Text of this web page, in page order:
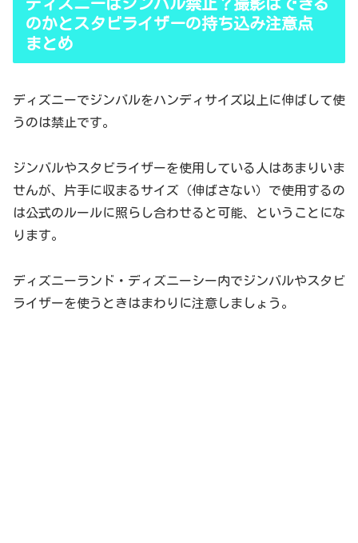
のかとスタビライザーの持ち込み注意点
まとめ
ディズニーでジンバルをハンディサイズ以上に伸ばして使
うのは禁止です。
ジンバルやスタビライザーを使用している人はあまりいま
せんが、片手に収まるサイズ（伸ばさない）で使用するの
は公式のルールに照らし合わせると可能、ということにな
ります。
ディズニーランド・ディズニーシー内でジンバルやスタビ
ライザーを使うときはまわりに注意しましょう。